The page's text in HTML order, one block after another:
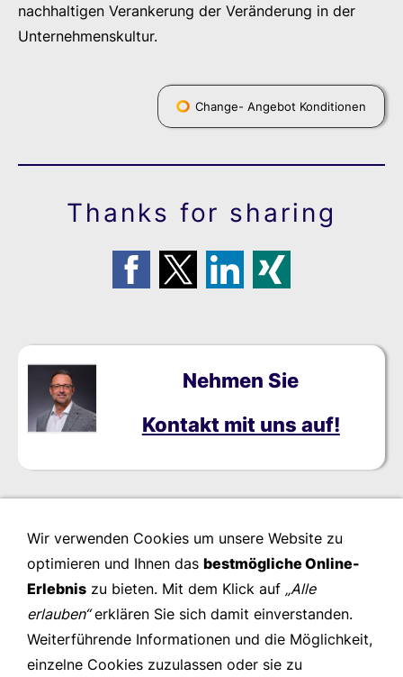
nachhaltigen Verankerung der Veränderung in der
Unternehmenskultur.
Change- Angebot Konditionen
Thanks for sharing
Nehmen Sie
Kontakt mit uns auf!
Wir verwenden Cookies um unsere Website zu
optimieren und Ihnen das bestmögliche Online-
Erlebnis zu bieten. Mit dem Klick auf „Alle
erlauben“erklären Sie sich damit einverstanden.
Weiterführende Informationen und die Möglichkeit,
einzelne Cookies zuzulassen oder sie zu